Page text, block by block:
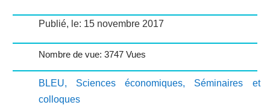
Publié, le: 15 novembre 2017
Nombre de vue: 3747 Vues
BLEU, Sciences économiques, Séminaires et
colloques